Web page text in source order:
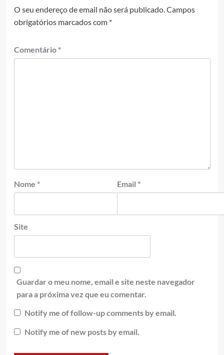
O seu endereço de email não será publicado.Campos
obrigatórios marcados com *
Comentário *
Nome * Email *
Site
Guardar o meu nome, email e site neste navegador
para a próxima vez que eu comentar.
Notify me of follow-up comments by email.
Notify me of new posts by email.